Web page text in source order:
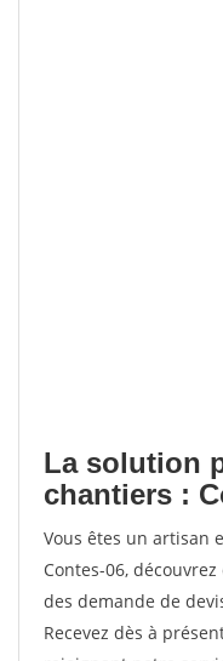
La solution
chantiers :
Vous êtes un artisan
Contes-06,
des demande de
Recevez dès à